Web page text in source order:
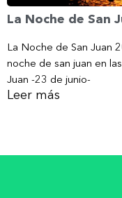
La Noche de San
La Noche de San Juan
noche de san juan en
Juan -23 de junio-
Leer más